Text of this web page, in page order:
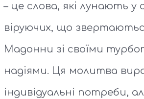
– це слова, які лунають у
віруючих, що
Мадонни зі своїми
надіями. Ця молитва
індивідуальні потреби,